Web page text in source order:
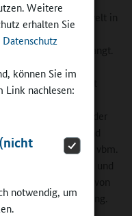
Weitere
erhalten Sie
Datenschutz
können Sie im
Link nachlesen:
notwendig, um
und Arbeitswelt in
sondern auch
Kompetenzen verlangt.
Maße in
die Interaktion mit
für ihre digitale
der
entscheidend
bayme vbm.
Thinking und
die Angebote von
Digitale Bildung.